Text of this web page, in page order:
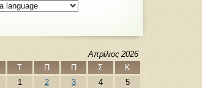
Απρίλιος 2026
Τ Π Π Σ
Κ
1
2 3 4
5